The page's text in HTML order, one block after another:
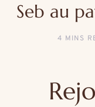
Seb au
4 MINS